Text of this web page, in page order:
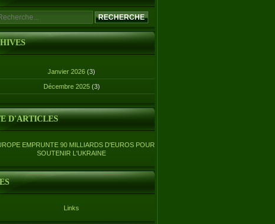
Janvier 2026 (3)
Décembre 2025 (3)
D'ARTICLES
EMPRUNTE 90 MILLIARDS D'EUROS POUR
SOUTENIR L'UKRAINE
Links